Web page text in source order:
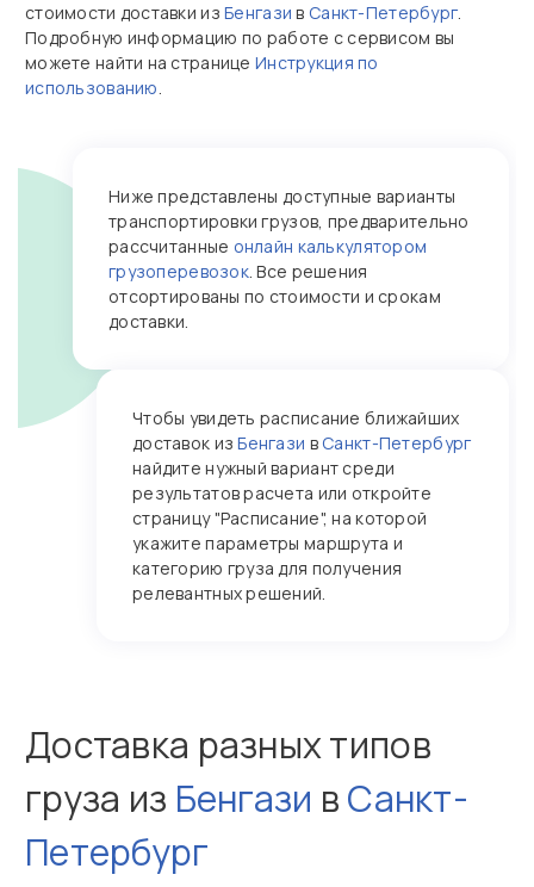
стоимости доставки изБенгази в Санкт-Петербург.
Подробную информацию по работе с сервисом вы
можете найти на странице Инструкция по
использованию.
Ниже представлены доступные варианты
транспортировки грузов, предварительно
рассчитанные онлайн калькулятором
грузоперевозок. Все решения
отсортированы по стоимости и срокам
доставки.
Чтобы увидеть расписание ближайших
доставок изБенгази в Санкт-Петербург
найдите нужный вариант среди
результатов расчета или откройте
страницу "Расписание", на которой
укажите параметры маршрута и
категорию груза для получения
релевантных решений.
Доставка разных типов
груза из Бенгази вСанкт-
Петербург